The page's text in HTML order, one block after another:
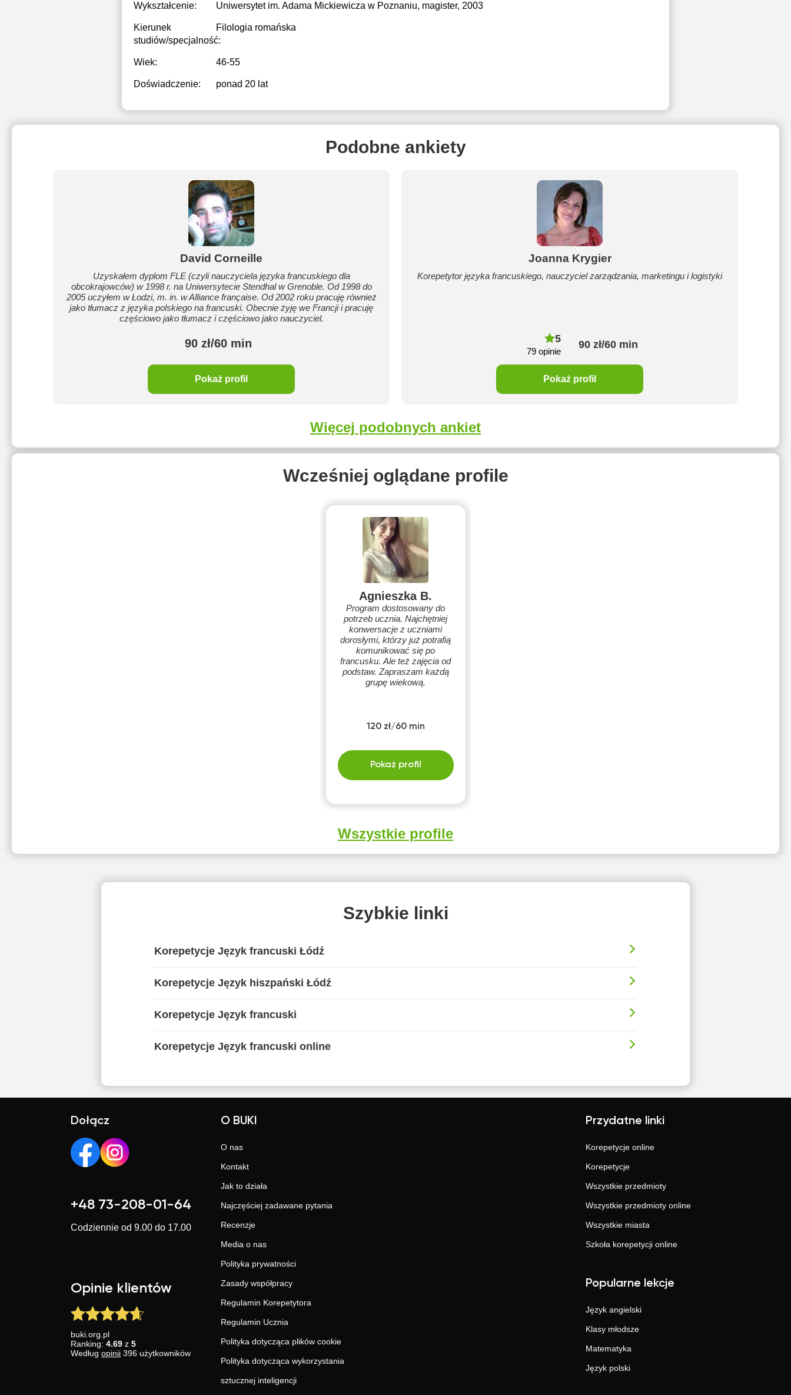
Wykształcenie: Uniwersytet im. Adama Mickiewicza w Poznaniu, magister, 2003
Kierunek
studiów/specjalność:
Filologia romańska
Wiek: 46-55
Doświadczenie: ponad 20 lat
Podobne ankiety
David Corneille
Uzyskałem dyplom FLE (czyli nauczyciela języka francuskiego dla
obcokrajowców) w 1998 r. na Uniwersytecie Stendhal w Grenoble. Od 1998 do
2005 uczyłem w Łodzi, m. in. w Alliance française. Od 2002 roku pracuję również
jako tłumacz z języka polskiego na francuski. Obecnie żyję we Francji i pracuję
częściowo jako tłumacz i częściowo jako nauczyciel.
90 zł/60 min
Pokaż profil
Joanna Krygier
Korepetytor języka francuskiego, nauczyciel zarządzania, marketingu i logistyki
5
79 opinie
90 zł/60 min
Pokaż profil
Więcej podobnych ankiet
Wcześniej oglądane profile
Agnieszka B.
Program dostosowany do
potrzeb ucznia. Najchętniej
konwersacje z uczniami
dorosłymi, którzy już potrafią
komunikować się po
francusku. Ale też zajęcia od
podstaw. Zapraszam każdą
grupę wiekową.
120 zł/60 min
Pokaż profil
Wszystkie profile
Szybkie linki
Korepetycje Język francuski Łódź
Korepetycje Język hiszpański Łódź
Korepetycje Język francuski
Korepetycje Język francuski online
Dołącz
+48 73-208-01-64
Codziennie od 9.00 do 17.00
Opinie klientów
buki.org.pl
Ranking: 4.69 z 5
Według opinii 396 użytkowników
O BUKI
O nas
Kontakt
Jak to działa
Najczęściej zadawane pytania
Recenzje
Media o nas
Polityka prywatności
Zasady współpracy
Regulamin Korepetytora
Regulamin Ucznia
Polityka dotycząca plików cookie
Polityka dotycząca wykorzystania
sztucznej inteligencji
Przydatne linki
Korepetycje online
Korepetycje
Wszystkie przedmioty
Wszystkie przedmioty online
Wszystkie miasta
Szkoła korepetycji online
Popularne lekcje
Język angielski
Klasy młodsze
Matematyka
Język polski